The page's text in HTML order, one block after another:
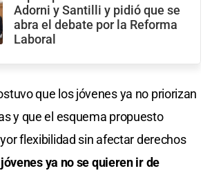
Adorni y Santilli y pidió que se
abra el debate por la Reforma
Laboral
que los jóvenes ya no priorizan
y que el esquema propuesto
flexibilidad sin afectar derechos
ya no se quieren ir de